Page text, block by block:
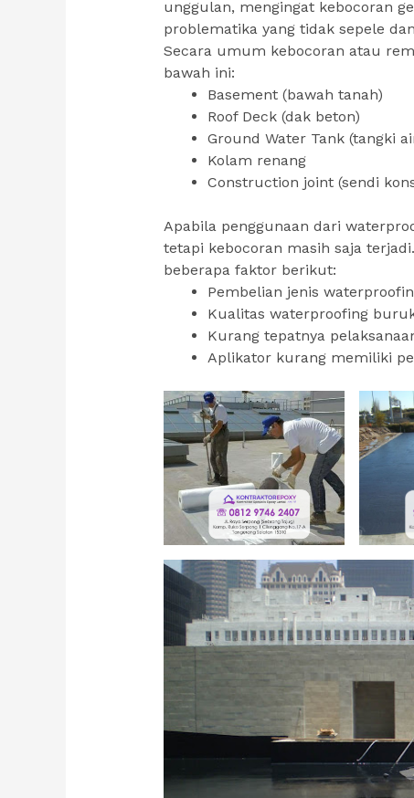
unggulan, mengingat kebocoran
problematika yang tidak sepele
Secara umum kebocoran atau
bawah ini:
Basement (bawah tanah)
Roof Deck (dak beton)
Ground Water Tank (tangki
Kolam renang
Construction joint (sendi
Apabila penggunaan dari
tetapi kebocoran masih saja
beberapa faktor berikut:
Pembelian jenis
Kualitas waterproofing
Kurang tepatnya
Aplikator kurang memiliki